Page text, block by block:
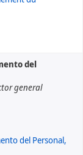
del
general